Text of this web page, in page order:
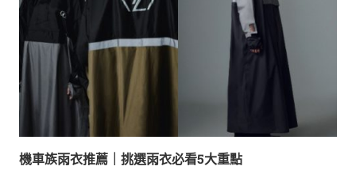
機車族雨衣推薦｜挑選雨衣必看5大重點